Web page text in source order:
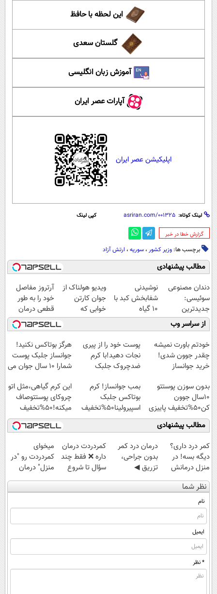
این لحظه با حافظ
گلستان سعدی
آموزش زبان انگلیسی
آپارات عصر ایران
اپلیکیشن عصر ایران
لینک کوتاه: کپی لینک
‌گزارش خطا در خبر
برچسب ها: وزیر کشور ، سوریه ، ارتش آزاد
مطالب پیشنهادی
دندان مصنوعی
سوئیسی:
جدیدترین
فناوری اروپا،
سبک و مقاوم |
پرداخت قسطی
نوشیدنی
شفابخش کبد با
10 گیاه
موثر(تخفیف تا
امشب)
ویدیو هولناک از
جوان کارتن
خوابی که
میلیاردر شد.
آموزش رایگان
آرتروز مفاصل
خود را به طور
قطعی درمان
کنید!
◗پرسش‌نامه◖
از سراسر وب
خودتم باورت نمیشه
چقدر جوون شدی!
خرید جوانساز
ویژه
پوست خود را از پیری
نجات دهید!با کرم
ضدچروک جلبک
هرگز بوتاکس نکنید!
جوانساز جلبک پوست
شمارا ۱۰ سال جوان می
بدون سوزن پوستتو
10سال جوون
کن50%تخفیف پاییزی
بمب جوانساز! کرم
بوتاکس جلبک
اسپیرولینا50%تخفیف
این کرم گیاهی،مثل اتو
چروکای پوستتوصاف
میکنه!50%تخفیف
مطالب پیشنهادی
کمر درد داری؟
دیگه بسه! در
منزل درمانش
کن
(◀پرسش‌نامه)
درمان درد کمر
بدون جراحی،
تزریق ◀
پرسش‌نامه رو پر
کن ▶
‌کمردردت درمان
داره ❌ فقط چند
سؤال تا شروع
بهبودی فاصله‌
داری!
میخوای
کمردردت رو "در
منزل" درمان
کنی؟ (◂فیلم +
◂پرسش‌نامه)
نظر شما
نام
ایمیل
* نظر